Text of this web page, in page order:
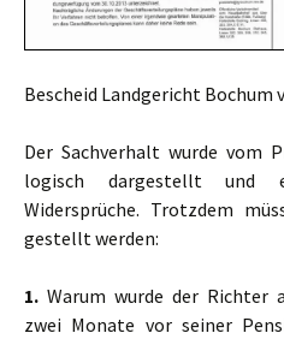
Bescheid Landgericht Bochum
Der Sachverhalt wurde vom
logisch dargestellt und
Widersprüche. Trotzdem
gestellt werden:
1. Warum wurde der Richter
zwei Monate vor seiner